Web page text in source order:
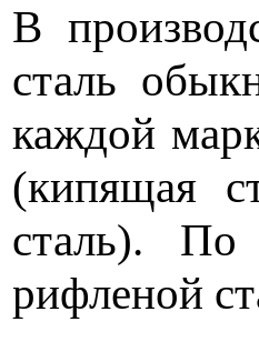
В
сталь
каждой
(кипящая
сталь). По
рифленой